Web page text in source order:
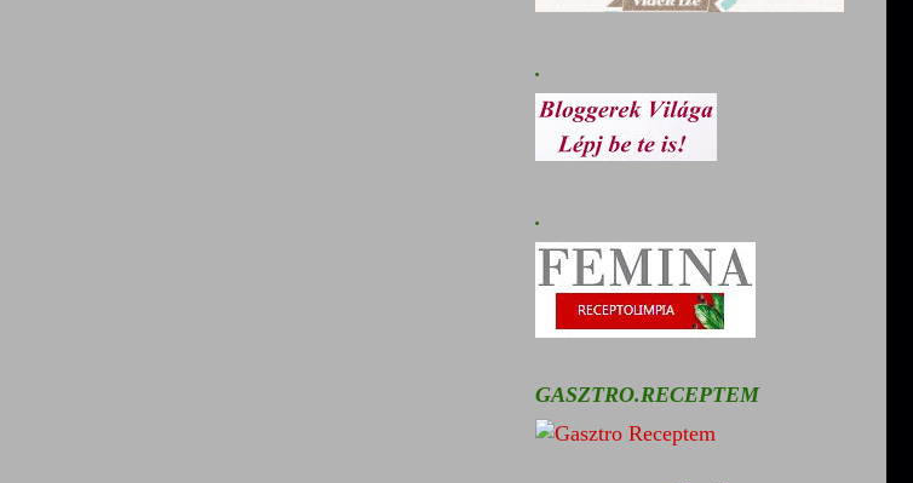
.
.
GASZTRO.RECEPTEM